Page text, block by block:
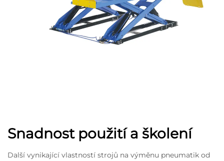
Snadnost použití a školení
Další vynikající vlastností strojů na výměnu pneumatik od